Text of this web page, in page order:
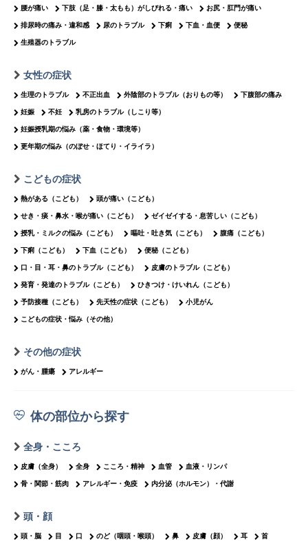
腰が痛い 下肢（足・膝・太もも）がしびれる・痛い お尻・肛門が痛い
排尿時の痛み・違和感 尿のトラブル 下痢 下血・血便 便秘
生殖器のトラブル
女性の症状
生理のトラブル 不正出血 外陰部のトラブル（おりもの等） 下腹部の痛み
妊娠 不妊 乳房のトラブル（しこり等）
妊娠授乳期の悩み（薬・食物・環境等）
更年期の悩み（のぼせ・ほてり・イライラ）
こどもの症状
熱がある（こども） 頭が痛い（こども）
せき・痰・鼻水・喉が痛い（こども） ゼイゼイする・息苦しい（こども）
授乳・ミルクの悩み（こども） 嘔吐・吐き気（こども） 腹痛（こども）
下痢（こども） 下血（こども） 便秘（こども）
口・目・耳・鼻のトラブル（こども） 皮膚のトラブル（こども）
発育・発達のトラブル（こども） ひきつけ・けいれん（こども）
予防接種（こども） 先天性の症状（こども） 小児がん
こどもの症状・悩み（その他）
その他の症状
がん・腫瘍 アレルギー
体の部位から探す
全身・こころ
皮膚（全身） 全身 こころ・精神 血管 血液・リンパ
骨・関節・筋肉 アレルギー・免疫 内分泌（ホルモン）・代謝
頭・顔
頭・脳 目 口 のど（咽頭・喉頭） 鼻 皮膚（顔） 耳 首